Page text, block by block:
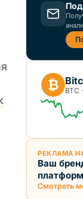
₿ BTC
РЕКЛАМА НА
Ваш
Смотреть